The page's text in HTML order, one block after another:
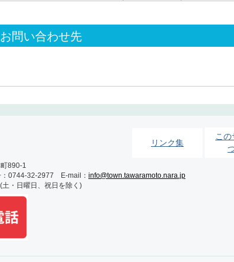
問い合わせ先
リンク集
この
890-1
0744-32-2977 E-mail： info@town.tawaramoto.nara.jp
・日曜日、祝日を除く)